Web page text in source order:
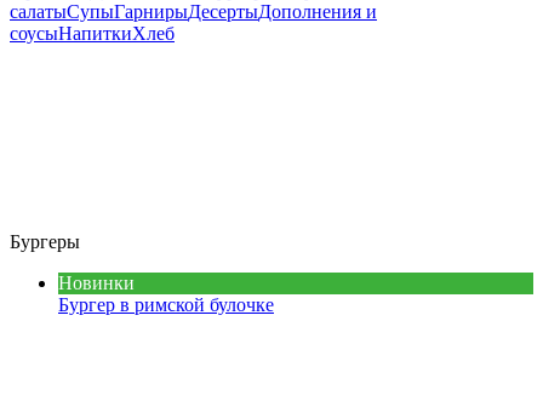
салатыСупыГарнирыДесертыДополнения и
соусыНапиткиХлеб
Бургеры
Новинки
Бургер в римской булочке